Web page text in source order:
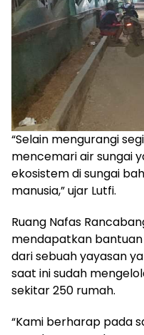
“Selain mengurangi
mencemari air sungai
ekosistem di sungai
manusia,” ujar Lutfi.
Ruang Nafas
mendapatkan
dari sebuah yayasan
saat ini sudah
sekitar 250 rumah.
“Kami berharap pada